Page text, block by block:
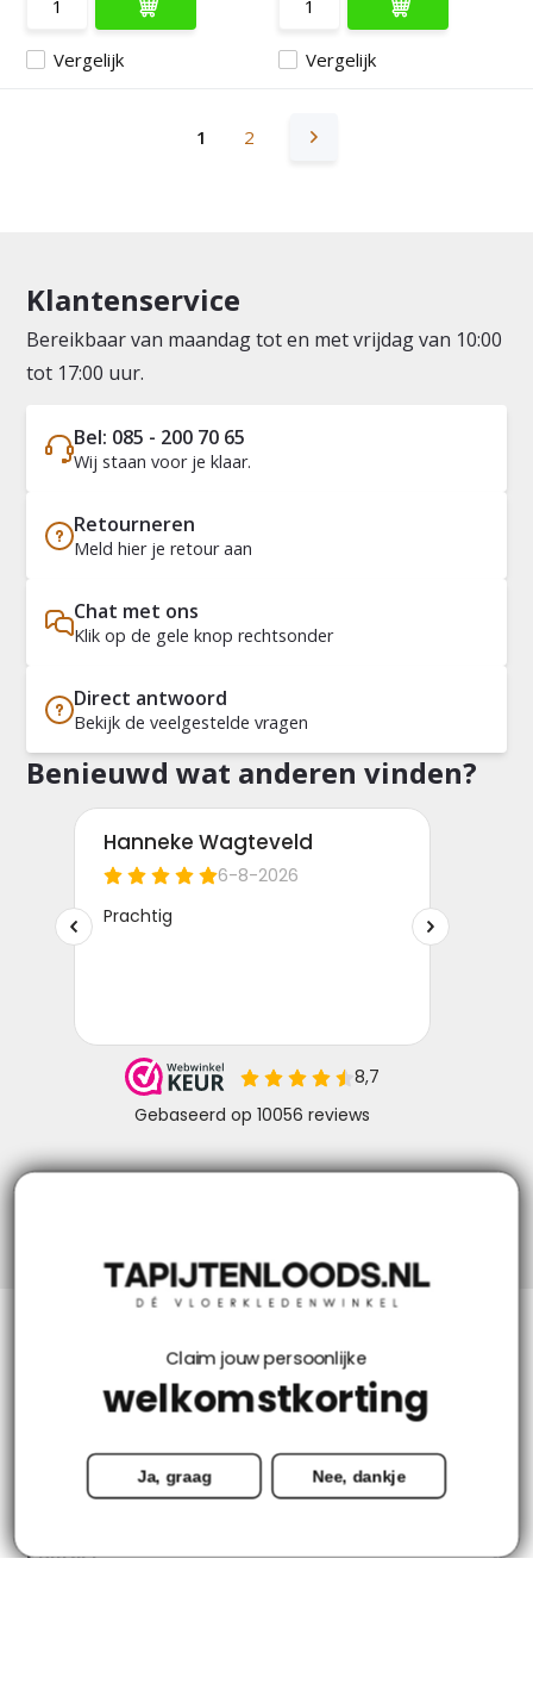
Vergelijk Vergelijk
1 2
Klantenservice
Bereikbaar van maandag tot en met vrijdag van 10:00
tot 17:00 uur.
Bel: 085 - 200 70 65
Wij staan voor je klaar.
Retourneren
Meld hier je retour aan
Chat met ons
Klik op de gele knop rechtsonder
Direct antwoord
Bekijk de veelgestelde vragen
Benieuwd wat anderen vinden?
Mijn account
Categorieën
Contact
Claim jouw persoonlijke
welkomstkorting
Ja, graag Nee, dankje